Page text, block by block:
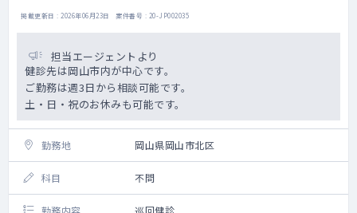
掲載更新日 : 2026年06月23日 案件番号 : 20-JP002035
担当エージェントより
健診先は岡山市内が中心です。
ご勤務は週3日から相談可能です。
土・日・祝のお休みも可能です。
勤務地 岡山県岡山市北区
科目 不問
勤務内容 巡回健診